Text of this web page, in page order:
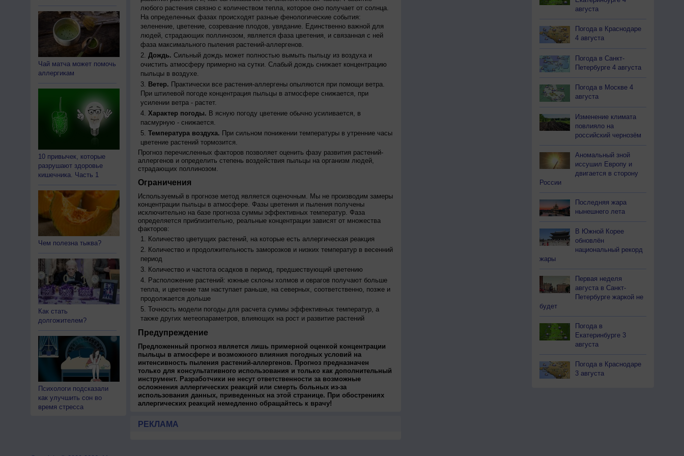
Чай матча может помочь
аллергикам
10 привычек, которые
разрушают здоровье
кишечника. Часть 1
Чем полезна тыква?
Как стать
долгожителем?
Психологи подсказали
как улучшить сон во
время стресса
любого растения связно с количеством тепла, которое оно получает от солнца.
На определенных фазах происходят разные фенологические события:
зеленение, цветение, созревание плодов, увядание. Единственно важной для
людей, страдающих поллинозом, является фаза цветения, и связанная с ней
фаза максимального пыления растений-аллергенов.
Дождь. Сильный дождь может полностью вымыть пыльцу из воздуха и
очистить атмосферу примерно на сутки. Слабый дождь снижает концентрацию
пыльцы в воздухе.
Ветер. Практически все растения-аллергены опыляются при помощи ветра.
При штилевой погоде концентрация пыльцы в атмосфере снижается, при
усилении ветра - растет.
Характер погоды. В ясную погоду цветение обычно усиливается, в
пасмурную - снижается.
Температура воздуха. При сильном понижении температуры в утренние часы
цветение растений тормозится.
Прогноз перечисленных факторов позволяет оценить фазу развития растений-
аллергенов и определить степень воздействия пыльцы на организм людей,
страдающих поллинозом.
Ограничения
Используемый в прогнозе метод является оценочным. Мы не производим замеры
концентрации пыльцы в атмосфере. Фазы цветения и пыления получены
исключительно на базе прогноза суммы эффективных температур. Фаза
определяется приблизительно, реальные концентрации зависят от множества
факторов:
Количество цветущих растений, на которые есть аллергическая реакция
Количество и продолжительность заморозков и низких температур в весенний
период
Количество и частота осадков в период, предшествующий цветению
Расположение растений: южные склоны холмов и оврагов получают больше
тепла, и цветение там наступает раньше, на северных, соответственно, позже и
продолжается дольше
Точность модели погоды для расчета суммы эффективных температур, а
также других метеопараметров, влияющих на рост и развитие растений
Предупреждение
Предложенный прогноз является лишь примерной оценкой концентрации
пыльцы в атмосфере и возможного влияния погодных условий на
интенсивность пыления растений-аллергенов. Прогноз предназначен
только для консультативного использования и только как дополнительный
инструмент. Разработчики не несут ответственности за возможные
осложнения аллергических реакций или смерть больных из-за
использования данных, приведенных на этой странице. При обострениях
аллергических реакций немедленно обращайтесь к врачу!
РЕКЛАМА
августа
Погода в Краснодаре
4 августа
Погода в Санкт-
Петербурге 4 августа
Погода в Москве 4
августа
Изменение климата
повлияло на
российский чернозём
Аномальный зной
иссушил Европу и
двигается в сторону
России
Последняя жара
нынешнего лета
В Южной Корее
обновлён
национальный рекорд
жары
Первая неделя
августа в Санкт-
Петербурге жаркой не
будет
Погода в
Екатеринбурге 3
августа
Погода в Краснодаре
3 августа